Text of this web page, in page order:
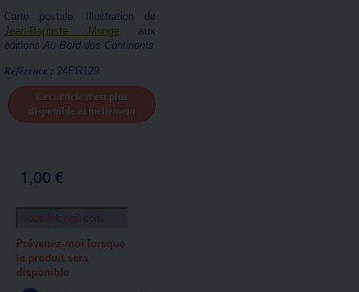
Carte postale. Illustration de
Jean-Baptiste Mongeaux
éditions Au Bord des Continents
Référence : 24PR129
Cet article n'est plus
disponible actuellement
1,00 €
Prévenez-moi lorsque
le produit sera
disponible